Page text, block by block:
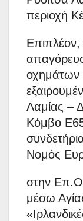
περιοχή
Επιπλέον,
οχημάτων
Λαμίας –
Κόμβο Ε65
Νομός
στην
μέσω